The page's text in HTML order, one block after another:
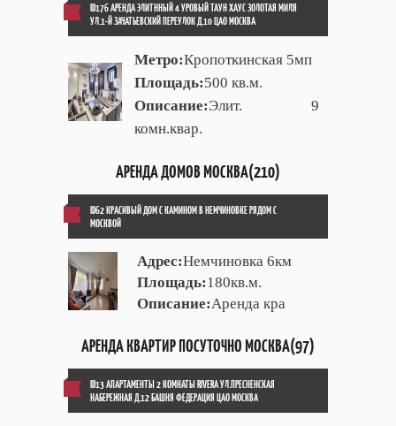
ID176 АРЕНДА ЭЛИТННЫЙ 4 УРОВЫЙ ТАУН ХАУС ЗОЛОТАЯ МИЛЯ
УЛ.1-Й ЗАЧАТЬЕВСКИЙ ПЕРЕУЛОК Д.10 ЦАО МОСКВА
Метро:Кропоткинская 5мп
Площадь:500 кв.м.
Описание:Элит. 9
комн.квар.
АРЕНДА ДОМОВ МОСКВА(210)
ID62 КРАСИВЫЙ ДОМ С КАМИНОМ В НЕМЧИНОВКЕ РЯДОМ С
МОСКВОЙ
Адрес:Немчиновка 6км
Площадь:180кв.м.
Описание:Аренда кра
АРЕНДА КВАРТИР ПОСУТОЧНО МОСКВА(97)
ID13 АПАРТАМЕНТЫ 2 КОМНАТЫ RIVERA УЛ.ПРЕСНЕНСКАЯ
НАБЕРЕЖНАЯ Д.12 БАШНЯ ФЕДЕРАЦИЯ ЦАО МОСКВА